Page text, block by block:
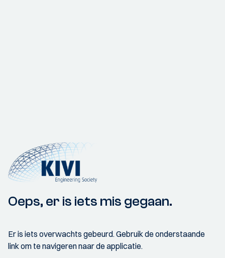
Oeps, er is iets mis gegaan.
Er is iets overwachts gebeurd. Gebruik de onderstaande
link om te navigeren naar de applicatie.